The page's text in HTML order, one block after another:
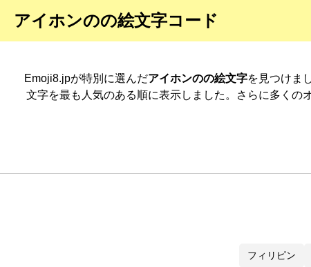
アイホンのの絵文字コード
Emoji8.jpが特別に選んだアイホンのの絵文字を見つけま
文字を最も人気のある順に表示しました。さらに多く
フィリピン